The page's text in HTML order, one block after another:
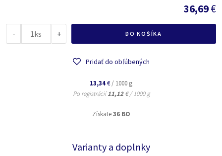
36,69€
- ks + DO KOŠÍKA
Pridať do obľúbených
13,34€ / 1000 g
Po registrácií11,12€ / 1000 g
Získate36 BO
Varianty a doplnky